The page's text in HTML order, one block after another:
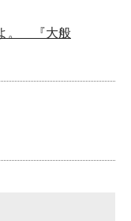
。 『大般